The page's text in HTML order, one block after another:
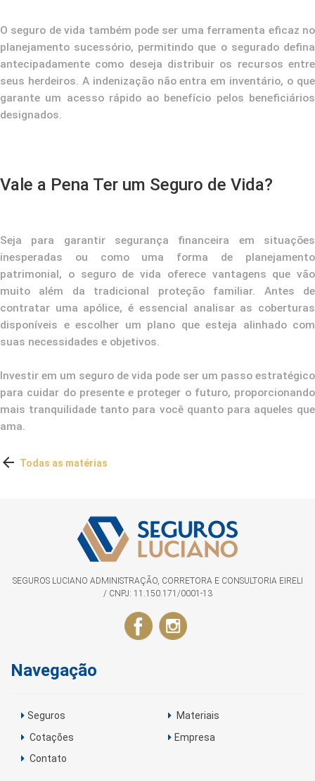
O seguro de vida também pode ser uma ferramenta eficaz no
planejamento sucessório, permitindo que o segurado defina
antecipadamente como deseja distribuir os recursos entre
seus herdeiros. A indenização não entra em inventário, o que
garante um acesso rápido ao benefício pelos beneficiários
designados.
Vale a Pena Ter um Seguro de Vida?
Seja para garantir segurança financeira em situações
inesperadas ou como uma forma de planejamento
patrimonial, o seguro de vida oferece vantagens que vão
muito além da tradicional proteção familiar. Antes de
contratar uma apólice, é essencial analisar as coberturas
disponíveis e escolher um plano que esteja alinhado com
suas necessidades e objetivos.
Investir em um seguro de vida pode ser um passo estratégico
para cuidar do presente e proteger o futuro, proporcionando
mais tranquilidade tanto para você quanto para aqueles que
ama.
 Todas as matérias
SEGUROS LUCIANO ADMINISTRAÇÃO, CORRETORA E CONSULTORIA EIRELI
/ CNPJ: 11.150.171/0001-13
Navegação
Seguros
Cotações
Contato
Materiais
Empresa